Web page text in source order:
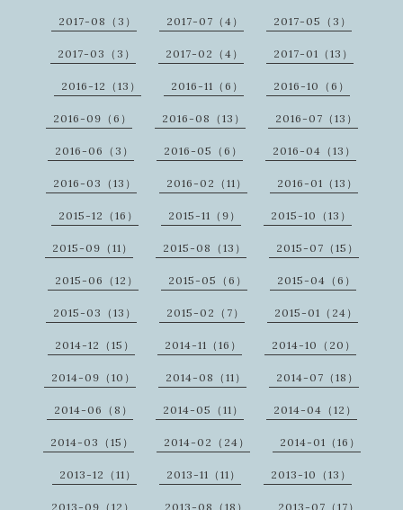
2017-08（3） 2017-07（4） 2017-05（3）
2017-03（3） 2017-02（4） 2017-01（13）
2016-12（13） 2016-11（6） 2016-10（6）
2016-09（6） 2016-08（13） 2016-07（13）
2016-06（3） 2016-05（6） 2016-04（13）
2016-03（13） 2016-02（11） 2016-01（13）
2015-12（16） 2015-11（9） 2015-10（13）
2015-09（11） 2015-08（13） 2015-07（15）
2015-06（12） 2015-05（6） 2015-04（6）
2015-03（13） 2015-02（7） 2015-01（24）
2014-12（15） 2014-11（16） 2014-10（20）
2014-09（10） 2014-08（11） 2014-07（18）
2014-06（8） 2014-05（11） 2014-04（12）
2014-03（15） 2014-02（24） 2014-01（16）
2013-12（11） 2013-11（11） 2013-10（13）
2013-09（12） 2013-08（18） 2013-07（17）